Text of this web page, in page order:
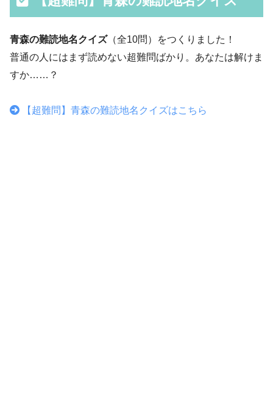
青森の難読地名クイズ（全10問）をつくりました！
普通の人にはまず読めない超難問ばかり。あなたは解けま
すか……？
【超難問】青森の難読地名クイズはこちら